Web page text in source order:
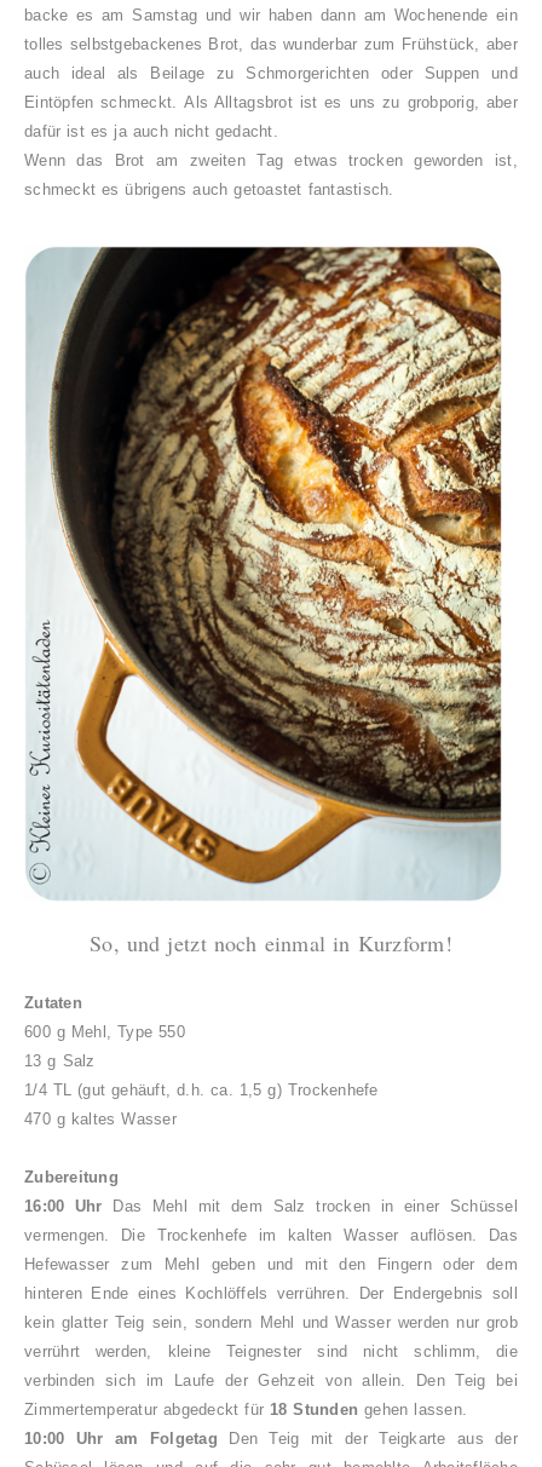
backe es am Samstag und wir haben dann am Wochenende ein
tolles selbstgebackenes Brot, das wunderbar zum Frühstück, aber
auch ideal als Beilage zu Schmorgerichten oder Suppen und
Eintöpfen schmeckt.Als Alltagsbrot ist es uns zu grobporig, aber
dafür ist es ja auch nicht gedacht.
Wenn das Brot am zweiten Tag etwas trocken geworden ist,
schmeckt es übrigens auch getoastet fantastisch.
So, und jetzt noch einmal in Kurzform!
Zutaten
600 g Mehl, Type 550
13 g Salz
1/4 TL (gut gehäuft, d.h. ca. 1,5 g) Trockenhefe
470 g kaltes Wasser
Zubereitung
16:00 Uhr
Das Mehl mit dem Salz trocken in einer Schüssel
vermengen. Die Trockenhefe im kalten Wasser auflösen. Das
Hefewasser zum Mehl geben und mit den Fingern oder dem
hinteren Ende eines Kochlöffels verrühren. Der Endergebnis soll
kein glatter Teig sein, sondern Mehl und Wasser werden nur grob
verrührt werden, kleine Teignester sind nicht schlimm, die
verbinden sich im Laufe der Gehzeit von allein.
Den Teig bei
Zimmertemperatur abgedeckt für18 Stunden gehen lassen.
10:00 Uhr am Folgetag Den Teig mit der Teigkarte aus der